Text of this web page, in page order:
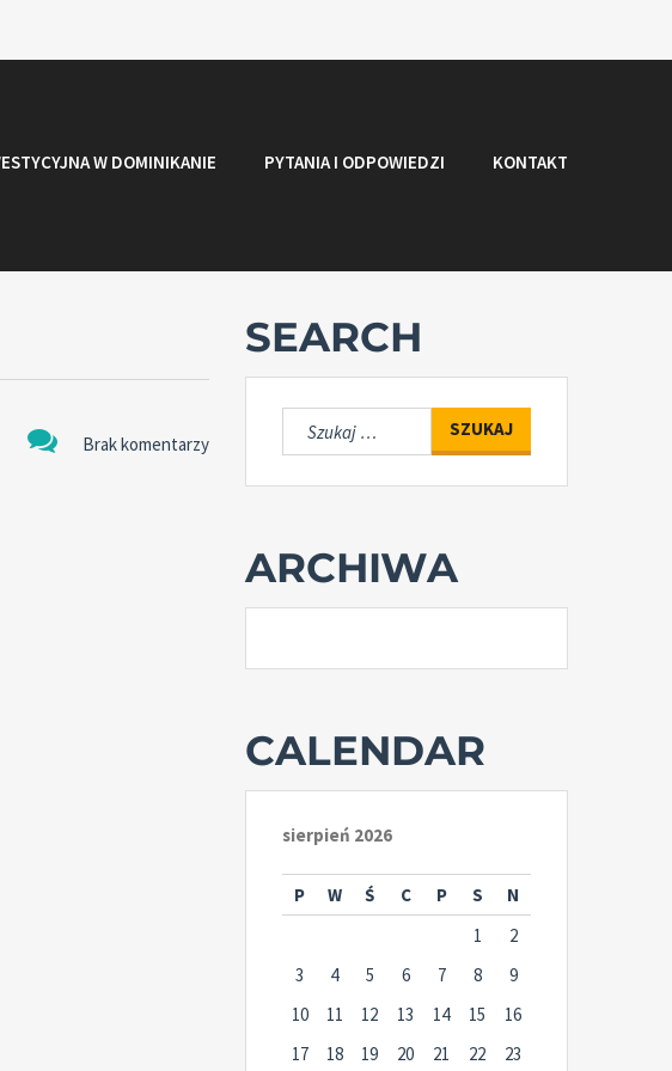
W DOMINIKANIE PYTANIA I ODPOWIEDZI KONTAKT
Brak komentarzy
SEARCH
Szukaj:
ARCHIWA
CALENDAR
sierpień 2026
P W Ś C P S
N
1
2
3
4 5 6 7 8
9
10
11 12 13 14 15
16
17
18 19 20 21 22
23